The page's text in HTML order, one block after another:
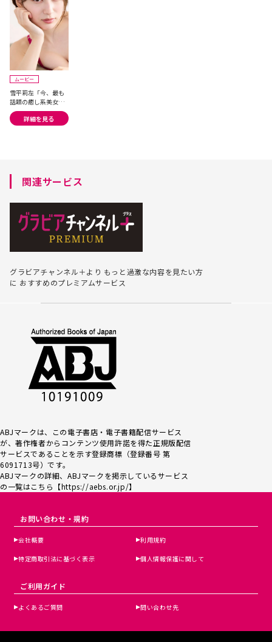
ムービー
雪平莉左「今、最も
話題の癒し系美女が
魅せる!巻頭グラビア
撮影裏を大公開!」
詳細を見る
関連サービス
グラビアチャンネル＋より もっと過激な内容を見たい方
に おすすめのプレミアムサービス
ABJマークは、この電子書店・電子書籍配信サービス
が、著作権者からコンテンツ使用許諾を得た正規版配信
サービスであるこ とを示す登録商標（登録番号 第
6091713号）です。
ABJマークの詳細、ABJマークを掲示しているサービス
の一覧はこちら【https://aebs.or.jp/】
お問い合わせ・規約
会社概要 利用規約
特定商取引法に基づく表示 個人情報保護に関して
ご利用ガイド
よくあるご質問 問い合わせ先